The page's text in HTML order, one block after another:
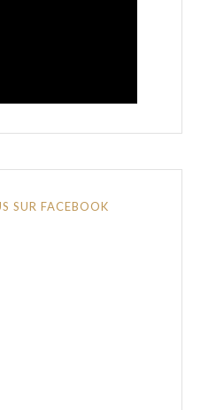
SUR FACEBOOK